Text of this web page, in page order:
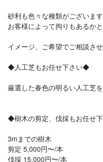
砂利も色々な種類がございます
お客様によって拘りもあるかと
イメージ、ご希望でご相談させ
◆人工芝もお任せ下さい◆
厳選した春色の明るい人工芝
◆樹木の剪定、伐採もお任せ
3mまでの樹木
剪定 5,000円〜/本
伐採 15,000円〜/本